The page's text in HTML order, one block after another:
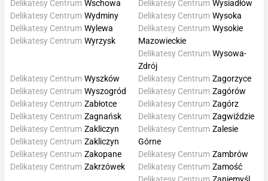
Delikatesy Centrum Wschowa
Delikatesy Centrum Wydminy
Delikatesy Centrum Wylewa
Delikatesy Centrum Wyrzysk
Delikatesy Centrum Wysiadłów
Delikatesy Centrum Wysoka
Delikatesy Centrum Wysokie
Mazowieckie
Delikatesy Centrum Wysowa-
Zdrój
Delikatesy Centrum Wyszków
Delikatesy Centrum Wyszogród
Delikatesy Centrum Zabłotce
Delikatesy Centrum Zagnańsk
Delikatesy Centrum Zagorzyce
Delikatesy Centrum Zagórów
Delikatesy Centrum Zagórz
Delikatesy Centrum Zagwiździe
Delikatesy Centrum Zakliczyn
Delikatesy Centrum Zakliczyn
Delikatesy Centrum Zakopane
Delikatesy Centrum Zakrzówek
Delikatesy Centrum Zalesie
Górne
Delikatesy Centrum Zambrów
Delikatesy Centrum Zamość
Delikatesy Centrum Zaniemyśl